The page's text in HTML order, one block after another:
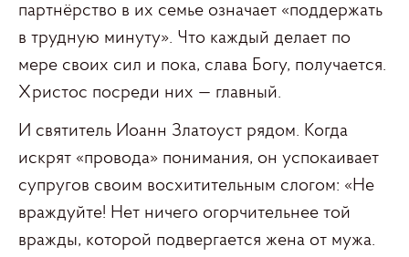
партнёрство в их семье означает «поддержать
в трудную минуту». Что каждый делает по
мере своих сил и пока, слава Богу, получается.
Христос посреди них — главный.
И святитель Иоанн Златоуст рядом. Когда
искрят «провода» понимания, он успокаивает
супругов своим восхитительным слогом: «Не
враждуйте! Нет ничего огорчительнее той
вражды, которой подвергается жена от мужа.